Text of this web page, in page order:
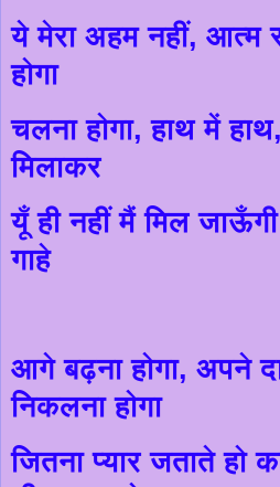
ये मेरा अहम नहीं, आत्म
होगा
चलना होगा,हाथ में हाथ
मिलाकर
यूँही नहीं मैं मिल जाऊँ
गाहे
आगे बढ़ना होगा, अपने
निकलना होगा
जितना प्यार जताते हो